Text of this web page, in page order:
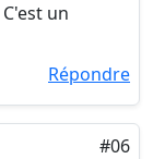
un
Répondre
#06